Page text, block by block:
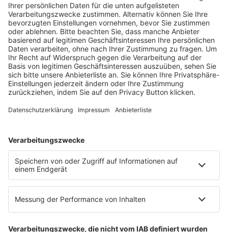
Fachmedien Recht und Wirtschaft
Ein Fachbereich der
dfv Mediengruppe
Mainzer Landstr. 251
60326 Frankfurt am Main
E-Mail:info@ruw.de
Web:https://www.ruw.de
AGB
Datenschutzerklärung
Genderhinweis
Cookie-Einstellungen